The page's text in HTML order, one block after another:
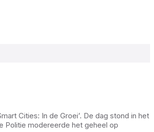
Cities: In de Groei’. De dag stond in het
Politie modereerde het geheel op